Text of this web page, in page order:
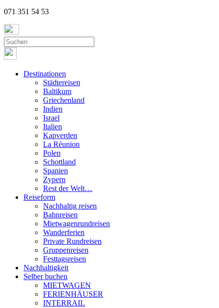
071 351 54 53
Destinationen
Städtereisen
Baltikum
Griechenland
Indien
Israel
Italien
Kapverden
La Réunion
Polen
Schottland
Spanien
Zypern
Rest der Welt…
Reiseform
Nachhaltig reisen
Bahnreisen
Mietwagenrundreisen
Wanderferien
Private Rundreisen
Gruppenreisen
Festtagsreisen
Nachhaltigkeit
Selber buchen
MIETWAGEN
FERIENHÄUSER
INTERRAIL